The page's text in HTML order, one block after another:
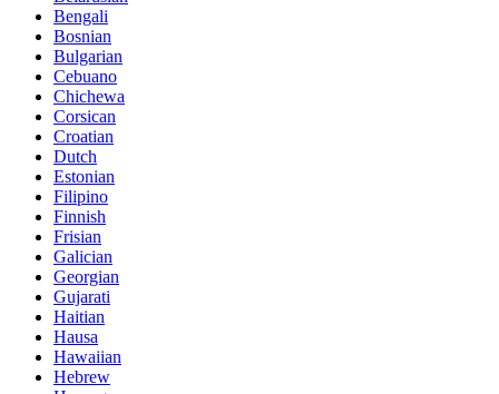
Bengali
Bosnian
Bulgarian
Cebuano
Chichewa
Corsican
Croatian
Dutch
Estonian
Filipino
Finnish
Frisian
Galician
Georgian
Gujarati
Haitian
Hausa
Hawaiian
Hebrew